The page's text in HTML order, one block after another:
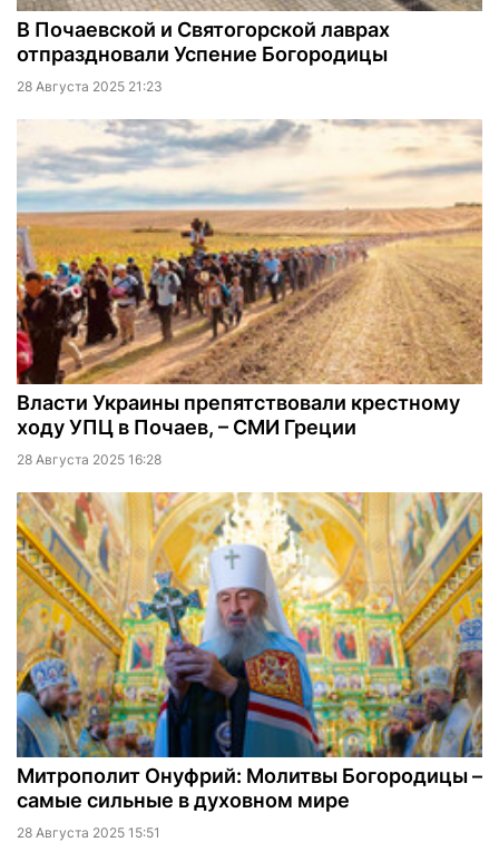
В Почаевской и Святогорской лаврах
отпраздновали Успение Богородицы
28 Августа 2025 21:23
Власти Украины препятствовали крестному
ходу УПЦ в Почаев, – СМИ Греции
28 Августа 2025 16:28
Митрополит Онуфрий: Молитвы Богородицы –
самые сильные в духовном мире
28 Августа 2025 15:51